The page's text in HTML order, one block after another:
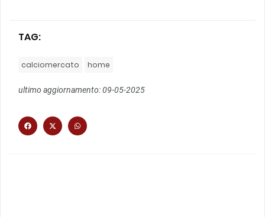
TAG:
calciomercato home
ultimo aggiornamento: 09-05-2025